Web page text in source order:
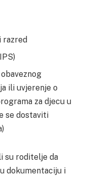
razred
ili uvjerenje o
za djecu u
se dostaviti
su roditelje da
dokumentaciju i